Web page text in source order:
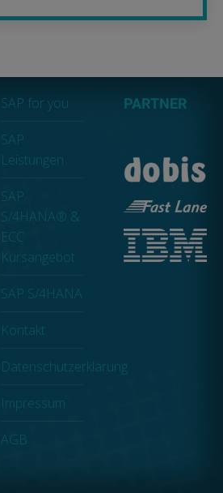
SAP for you
SAP
Leistungen
SAP
S/4HANA® &
ECC
Kursangebot
SAP S/4HANA
Kontakt
Datenschutzerklärung
Impressum
AGB
PARTNER